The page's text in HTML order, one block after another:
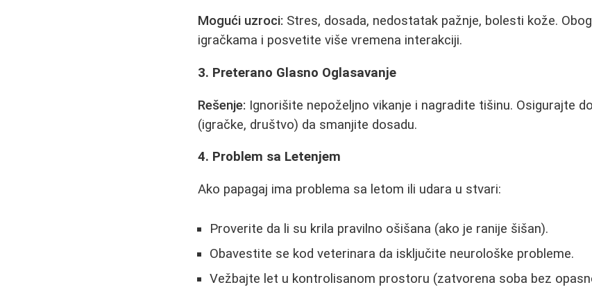
Mogući uzroci: Stres, dosada, nedostatak pažnje, bolesti kože.
igračkama i posvetite više vremena interakciji.
3. Preterano Glasno Oglasavanje
Rešenje: Ignorišite nepoželjno vikanje i nagradite tišinu. Osigurajte
(igračke, društvo) da smanjite dosadu.
4. Problem sa Letenjem
Ako papagaj ima problema sa letom ili udara u stvari:
Proverite da li su krila pravilno ošišana (ako je ranije šišan).
Obavestite se kod veterinara da isključite neurološke probleme.
Vežbajte let u kontrolisanom prostoru (zatvorena soba bez